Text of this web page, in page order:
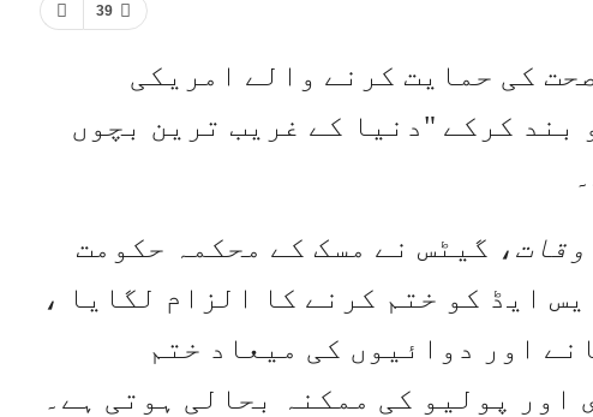
39
کی حمایت کرنے والے امریکی
بند کرکے "دنیا کے غریب ترین بچوں
، گیٹس نے مسک کے محکمہ حکومت
ایڈ کو ختم کرنے کا الزام لگایا ،
اور دوائیوں کی میعاد ختم
اور پولیو کی ممکنہ بحالی ہوتی ہے۔